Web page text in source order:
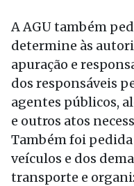
A AGU também
determine às
apuração e
dos responsáveis
agentes públicos,
e outros atos
Também foi pedida
veículos e dos
transporte e